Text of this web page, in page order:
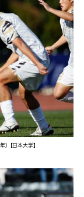
【日本大学】